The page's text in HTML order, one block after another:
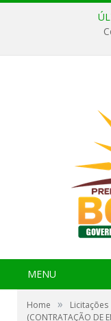
MENU
Home » Licitações
(CONTRATAÇÃO DE